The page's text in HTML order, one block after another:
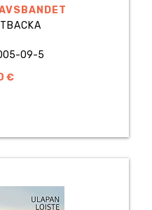
09-5
€